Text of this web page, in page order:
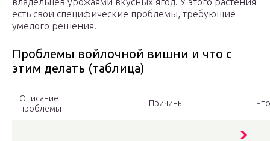
есть свои специфические проблемы, требующие
умелого решения.
Проблемы войлочной вишни и что с
этим делать (таблица)
Описание
проблемы
Причины